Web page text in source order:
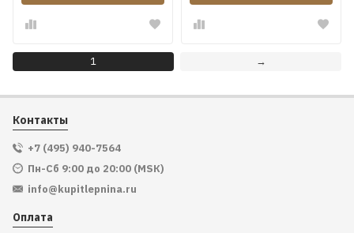
1 →
Контакты
+7 (495) 940-7564
Пн-Сб 9:00 до 20:00 (МSК)
info@kupitlepnina.ru
Оплата